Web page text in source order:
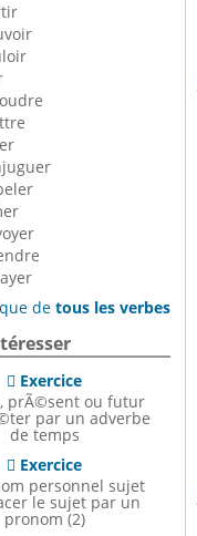
detous les verbes
 Exercice
prÃ©sent ou futur
par un adverbe
de temps
 Exercice
personnel sujet
le sujet par un
pronom (2)